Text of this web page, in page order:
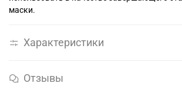
маски.
Характеристики
Отзывы